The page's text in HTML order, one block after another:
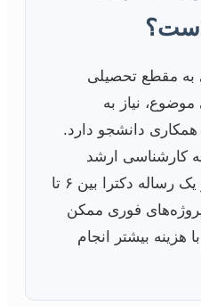
است؟
به مقطع تحصیلی
موضوع، نیاز به
دانشجو دارد.
کارشناسی ارشد
می‌تواند بین ۳ تا ۶ ماه و یک رساله دکترا بین ۶ تا
پروژه‌های فوری ممکن
هزینه بیشتر انجام